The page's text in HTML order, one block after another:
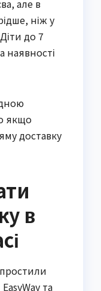
але в
ніж у
до 7
наявності
якщо
доставку
в
та